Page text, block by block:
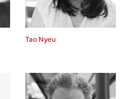
της ζωής σου
Tao Nyeu